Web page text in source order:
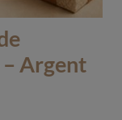
Argent